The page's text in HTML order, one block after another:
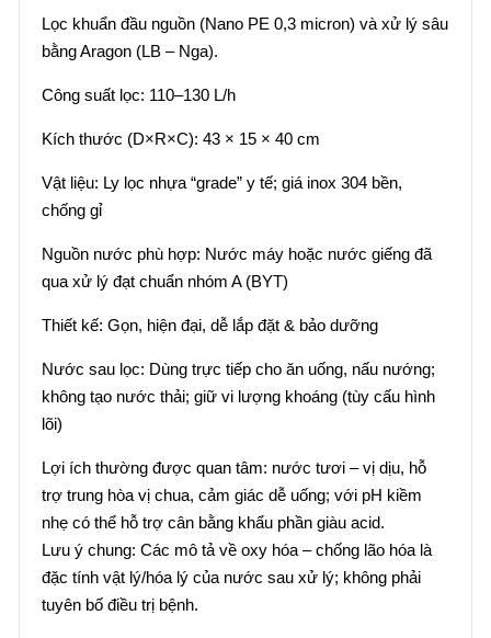
Lọc khuẩn đầu nguồn (Nano PE 0,3 micron) và xử lý sâu
bằng Aragon (LB – Nga).
Công suất lọc: 110–130 L/h
Kích thước (D×R×C): 43 × 15 × 40 cm
Vật liệu: Ly lọc nhựa “grade” y tế; giá inox 304 bền,
chống gỉ
Nguồn nước phù hợp: Nước máy hoặc nước giếng đã
qua xử lý đạt chuẩn nhóm A (BYT)
Thiết kế: Gọn, hiện đại, dễ lắp đặt & bảo dưỡng
Nước sau lọc: Dùng trực tiếp cho ăn uống, nấu nướng;
không tạo nước thải; giữ vi lượng khoáng (tùy cấu hình
lõi)
Lợi ích thường được quan tâm: nước tươi – vị dịu, hỗ
trợ trung hòa vị chua, cảm giác dễ uống; với pH kiềm
nhẹ có thể hỗ trợ cân bằng khẩu phần giàu acid.
Lưu ý chung: Các mô tả về oxy hóa – chống lão hóa là
đặc tính vật lý/hóa lý của nước sau xử lý; không phải
tuyên bố điều trị bệnh.